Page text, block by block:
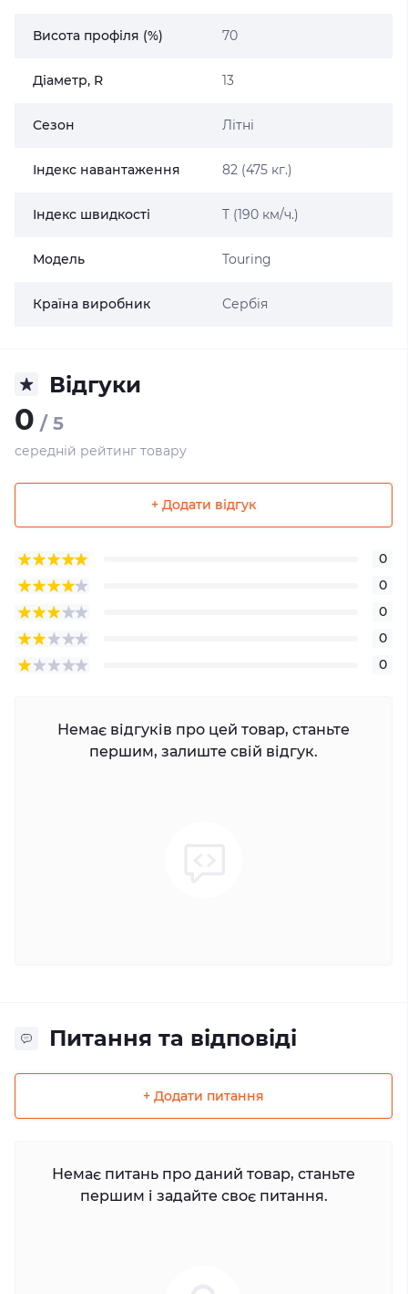
Висота профіля (%) 70
Діаметр, R 13
Сезон Літні
Індекс навантаження 82 (475 кг.)
Індекс швидкості T (190 км/ч.)
Модель Touring
Країна виробник Сербія
Відгуки
0 / 5
середній рейтинг товару
+ Додати відгук
0
0
0
0
0
Немає відгуків про цей товар, станьте
першим, залиште свій відгук.
Питання та відповіді
+ Додати питання
Немає питань про даний товар, станьте
першим і задайте своє питання.